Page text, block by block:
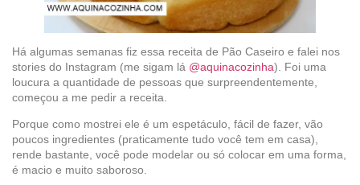
Há algumas semanas fiz essa receita de Pão Caseiro e falei nos
stories do Instagram (me sigam lá @aquinacozinha). Foi uma
loucura a quantidade de pessoas que surpreendentemente,
começou a me pedir a receita.
Porque como mostrei ele é um espetáculo, fácil de fazer, vão
poucos ingredientes (praticamente tudo você tem em casa),
rende bastante, você pode modelar ou só colocar em uma forma,
é macio e muito saboroso.